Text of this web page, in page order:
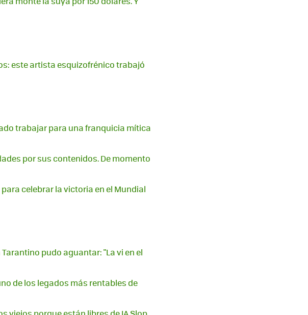
este artista esquizofrénico trabajó
trabajar para una franquicia mítica
por sus contenidos. De momento
celebrar la victoria en el Mundial
pudo aguantar: "La vi en el
de los legados más rentables de